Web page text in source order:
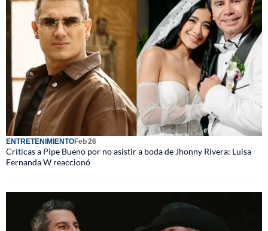
ENTRETENIMIENTOFeb 26
Críticas a Pipe Bueno por no asistir a boda de Jhonny Rivera: Luisa
Fernanda W reaccionó